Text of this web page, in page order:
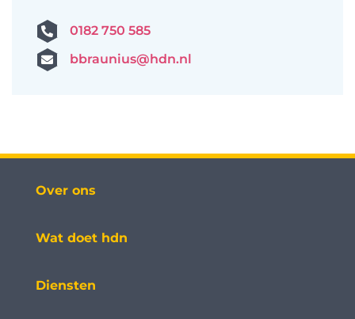
0182 750 585
bbraunius@hdn.nl
Over ons
Wat doet hdn
Diensten